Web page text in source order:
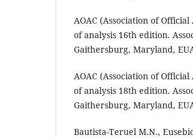
AOAC (Association of
of analysis 16th edition.
Gaithersburg, Maryland,
AOAC (Association of
of analysis 18th edition.
Gaithersburg, Maryland,
Bautista-Teruel M.N.,